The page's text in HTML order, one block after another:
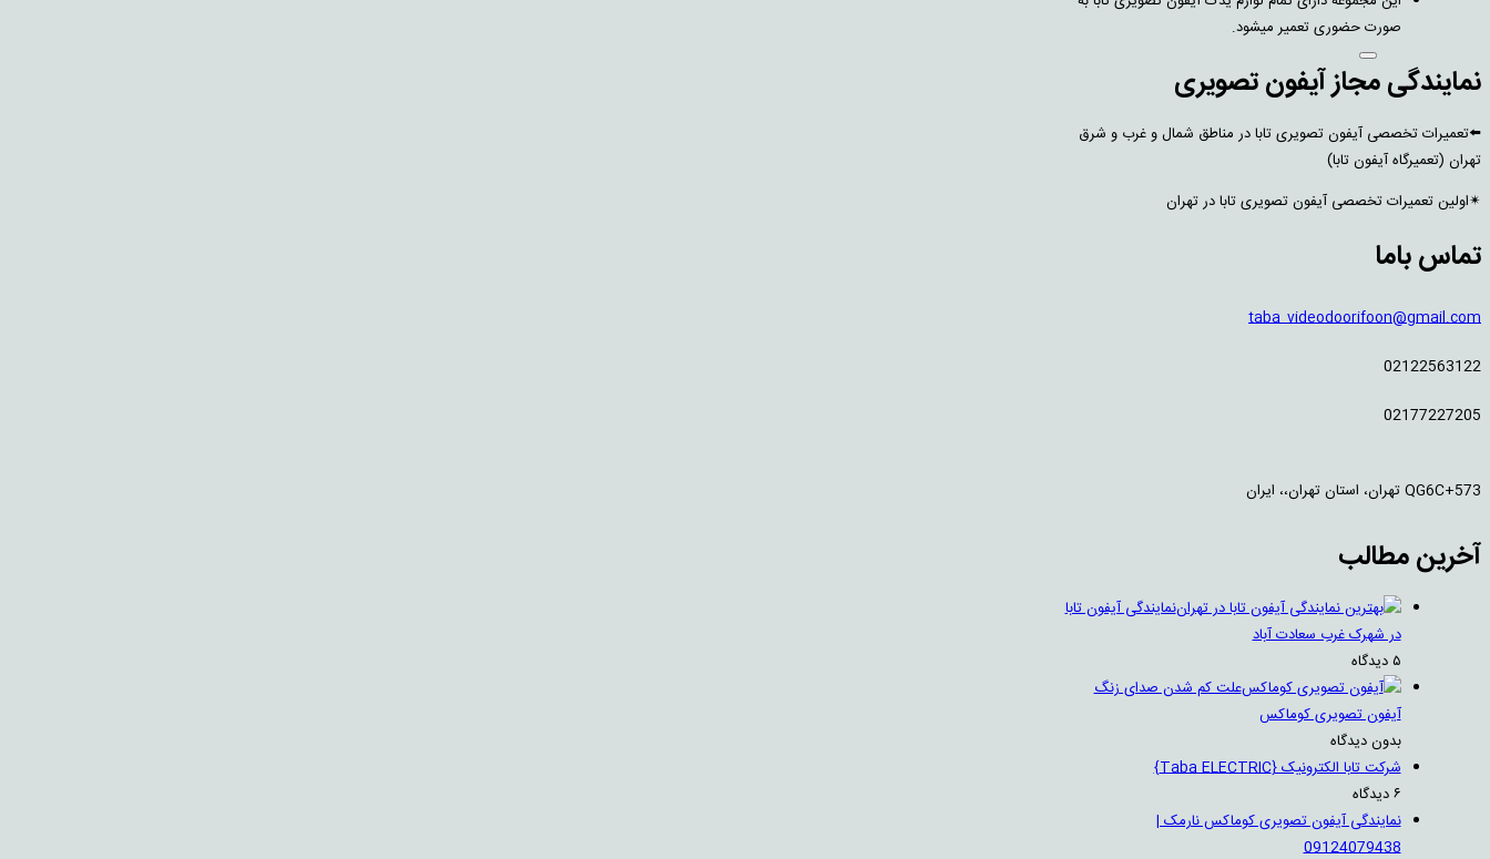
صورت حضوری تعمیر میشود.
نمایندگی مجاز آیفون تصویری
⬅️تعمیرات تخصصی آیفون تصویری تابا در مناطق شمال و غرب و شرق
تهران (تعمیرگاه آیفون تابا)
✴اولین تعمیرات تخصصی آیفون تصویری تابا در تهران
تماس باما
taba_videodoorifoon@gmail.com
02122563122
02177227205
QG6C+573 تهران، استان تهران،، ایران
آخرین مطالب
نمایندگی آیفون تابا
در شهرک غرب سعادت آباد
۵ دیدگاه
علت کم شدن صدای زنگ
آیفون تصویری کوماکس
بدون دیدگاه
شرکت تابا الکترونیک {Taba ELECTRIC}
۶ دیدگاه
نمایندگی آیفون تصویری کوماکس نارمک |
09124079438